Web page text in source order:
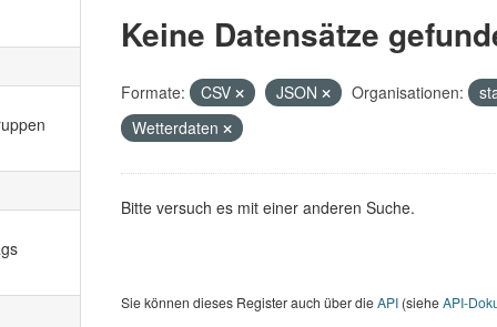
Keine Datensätze
Formate: CSV JSON Organisationen:
Wetterdaten
Bitte versuch es mit einer anderen Suche.
Sie können dieses Register auch über dieAPI(sieheAPI-